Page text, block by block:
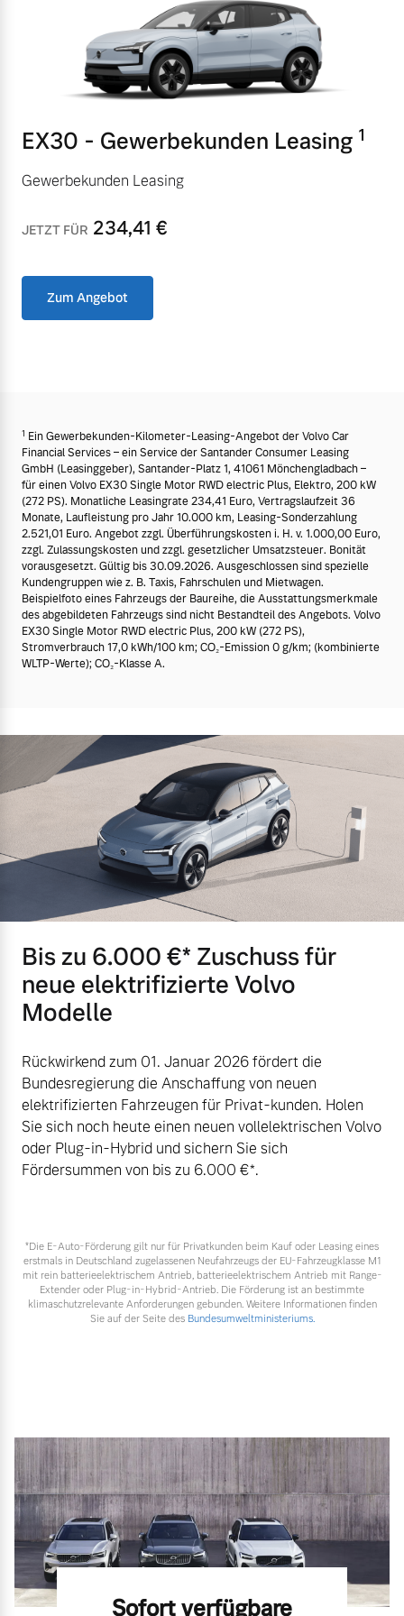
Mehr erfahren
Finanzierung & Leasing
Versicherung
EX30 - Gewerbekunden Leasing 1
Gewerbekunden Leasing
JETZT FÜR 234,41 €
Zum Angebot
1 Ein Gewerbekunden-Kilometer-Leasing-Angebot der Volvo Car
Financial Services – ein Service der Santander Consumer Leasing
GmbH (Leasinggeber), Santander-Platz 1, 41061 Mönchengladbach –
für einen Volvo EX30 Single Motor RWD electric Plus, Elektro, 200 kW
(272 PS). Monatliche Leasingrate 234,41 Euro, Vertragslaufzeit 36
Monate, Laufleistung pro Jahr 10.000 km, Leasing-Sonderzahlung
2.521,01 Euro. Angebot zzgl. Überführungskosten i. H. v. 1.000,00 Euro,
zzgl. Zulassungskosten und zzgl. gesetzlicher Umsatzsteuer. Bonität
vorausgesetzt. Gültig bis 30.09.2026. Ausgeschlossen sind spezielle
Kundengruppen wie z. B. Taxis, Fahrschulen und Mietwagen.
Beispielfoto eines Fahrzeugs der Baureihe, die Ausstattungsmerkmale
des abgebildeten Fahrzeugs sind nicht Bestandteil des Angebots. Volvo
EX30 Single Motor RWD electric Plus, 200 kW (272 PS),
Stromverbrauch 17,0 kWh/100 km; CO₂-Emission 0 g/km; (kombinierte
WLTP-Werte); CO₂-Klasse A.
Bis zu 6.000 €⁠* Zuschuss für
neue elektrifizierte Volvo
Modelle
Rückwirkend zum 01. Januar 2026 fördert die
Bundesregierung die Anschaffung von neuen
elektrifizierten Fahrzeugen für Privat-kunden. Holen
Sie sich noch heute einen neuen vollelektrischen Volvo
oder Plug-in-Hybrid und sichern Sie sich
Fördersummen von bis zu 6.000 €⁠*.
*Die E‑Auto-Förderung gilt nur für Privatkunden beim Kauf oder Leasing eines
erstmals in Deutschland zugelassenen Neufahrzeugs der EU-Fahrzeugklasse M1
mit rein batterieelektrischem Antrieb, batterieelektrischem Antrieb mit Range-
Extender oder Plug-in-Hybrid-Antrieb. Die Förderung ist an bestimmte
klimaschutzrelevante Anforderungen gebunden. Weitere Informationen finden
Sie auf der Seite des Bundesumweltministeriums.
Sofort verfügbare